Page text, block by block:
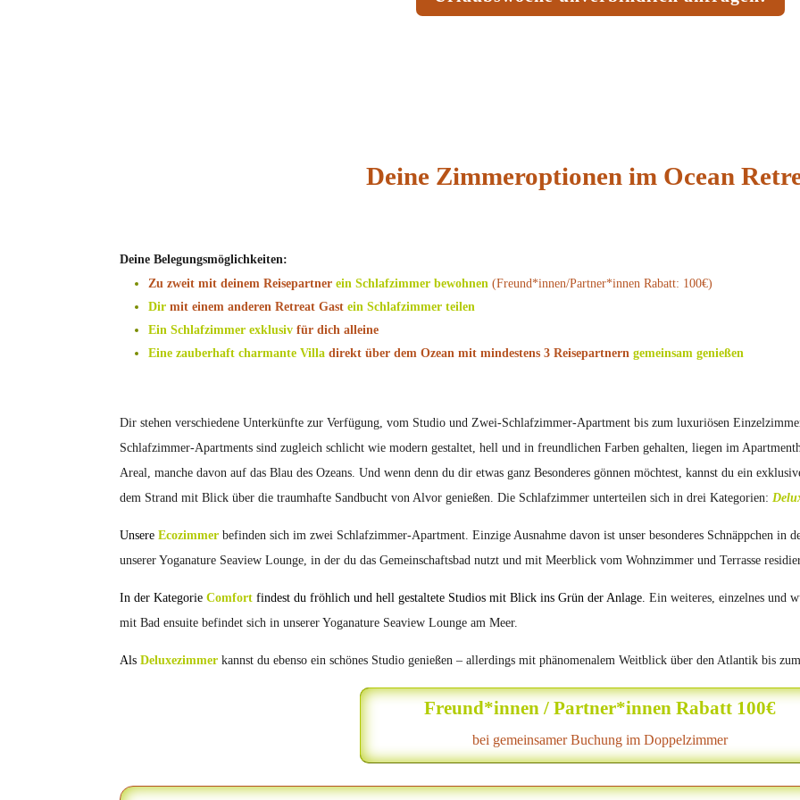
Deine Zimmeroptionen im Ocean
Deine Belegungsmöglichkeiten:
Zu zweit mit deinem Reisepartner ein Schlafzimmer bewohnen(Freund*innen/Partner*innen Rabatt: 100€)
Dirmit einem anderen Retreat Gastein Schlafzimmer teilen
Ein Schlafzimmerexklusivfür dich alleine
Eine zauberhaft charmante Villa direkt über dem Ozean mit mindestens 3 Reisepartnerngemeinsam genießen
Dir stehen verschiedene Unterkünfte zur Verfügung, vom Studio und Zwei-Schlafzimmer-Apartment bis zum luxuriösen
Schlafzimmer-Apartments sind zugleich schlicht wie modern gestaltet, hell und in freundlichen Farben gehalten, liegen im
Areal, manche davon auf das Blau des Ozeans. Und wenn denn du dir etwas ganz Besonderes gönnen möchtest, kannst du ein
dem Strand mit Blick über die traumhafte Sandbucht von Alvor genießen. Die Schlafzimmer unterteilen sich in drei Kategorien:
UnsereEcozimmer befinden sich im zwei Schlafzimmer-Apartment. Einzige Ausnahme davon ist unser besonderes Schnäppchen in
unserer Yoganature Seaview Lounge, in der du das Gemeinschaftsbad nutzt und mit Meerblick vom Wohnzimmer und Terrasse
In der KategorieComfort findest du fröhlich und hell gestaltete Studios mit Blick ins Grün der Anlage. Ein weiteres, einzelnes und
mit Bad ensuite befindet sich in unserer Yoganature Seaview Lounge am Meer.
AlsDeluxezimmer kannst du ebenso ein schönes Studio genießen – allerdings mit phänomenalem Weitblick über den Atlantik bis
Freund*innen / Partner*innen Rabatt 100€
bei gemeinsamer Buchung im Doppelzimmer